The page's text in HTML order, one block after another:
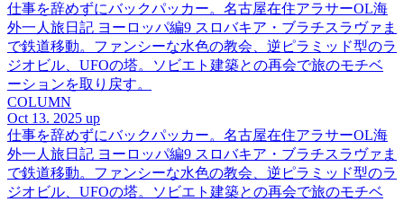
仕事を辞めずにバックパッカー。名古屋在住アラサーOL海
外一人旅日記 ヨーロッパ編9 スロバキア・ブラチスラヴァま
で鉄道移動。ファンシーな水色の教会、逆ピラミッド型のラ
ジオビル、UFOの塔。ソビエト建築との再会で旅のモチベ
ーションを取り戻す。
COLUMN
Oct 13. 2025 up
仕事を辞めずにバックパッカー。名古屋在住アラサーOL海
外一人旅日記 ヨーロッパ編9 スロバキア・ブラチスラヴァま
で鉄道移動。ファンシーな水色の教会、逆ピラミッド型のラ
ジオビル、UFOの塔。ソビエト建築との再会で旅のモチベ